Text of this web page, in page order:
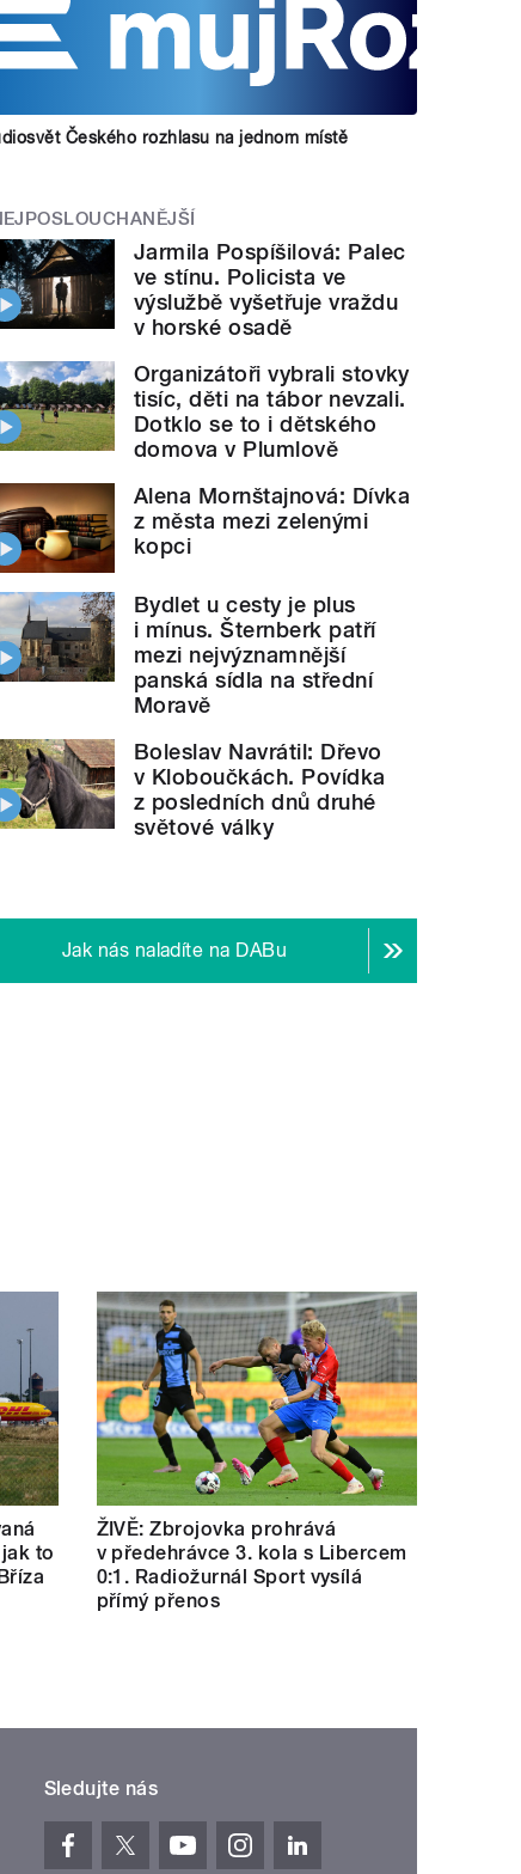
Českého rozhlasu na jednom místě
Jarmila Pospíšilová: Palec
ve stínu. Policista ve
výslužbě vyšetřuje vraždu
v horské osadě
Organizátoři vybrali stovky
tisíc, děti na tábor nevzali.
Dotklo se to i dětského
domova v Plumlově
Alena Mornštajnová: Dívka
z města mezi zelenými
kopci
Bydlet u cesty je plus
i mínus. Šternberk patří
mezi nejvýznamnější
panská sídla na střední
Moravě
Boleslav Navrátil: Dřevo
v Kloboučkách. Povídka
z posledních dnů druhé
světové války
Jak nás naladíte na DABu
to
ŽIVĚ: Zbrojovka prohrává
v předehrávce 3. kola s Libercem
0:1. Radiožurnál Sport vysílá
přímý přenos
Sledujte nás